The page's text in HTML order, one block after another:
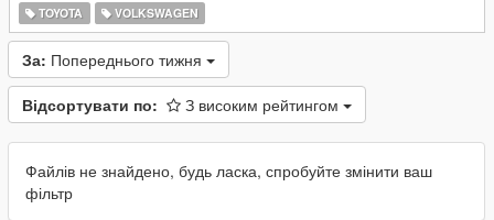
TOYOTA
VOLKSWAGEN
За: Попереднього тижня
Відсортувати по: З високим рейтингом
Файлів не знайдено, будь ласка, спробуйте змінити ваш
фільтр